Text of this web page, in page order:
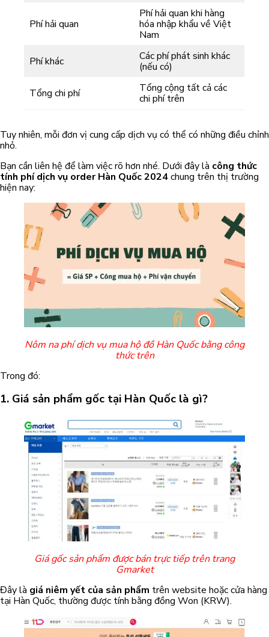
Phí hải quan
Phí hải quan khi hàng
hóa nhập khẩu về Việt
Nam
Phí khác
Các phí phát sinh khác
(nếu có)
Tổng chi phí
Tổng cộng tất cả các
chi phí trên
Tuy nhiên, mỗi đơn vị cung cấp dịch vụ có thể có những điều chỉnh
nhỏ.
Bạn cần liên hệ để làm việc rõ hơn nhé. Dưới đây là công thức
tính phí dịch vụ order Hàn Quốc 2024chung trên thị trường
hiện nay:
Nôm na phí dịch vụ mua hộ đồ Hàn Quốc bằng công
thức trên
Trong đó:
1. Giá sản phẩm gốc tại Hàn Quốc là gì?
Giá gốc sản phẩm được bán trực tiếp trên trang
Gmarket
Đây là giá niêm yết của sản phẩm trên website hoặc cửa hàng
tại Hàn Quốc, thường được tính bằng đồng Won (KRW).